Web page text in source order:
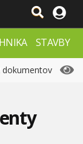
STAVBY
dokumentova studená